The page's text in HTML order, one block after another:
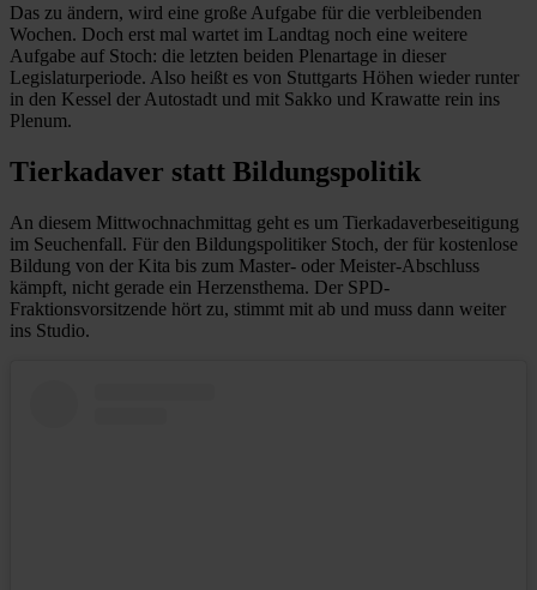
Das zu ändern, wird eine große Aufgabe für die verbleibenden
Wochen. Doch erst mal wartet im Landtag noch eine weitere
Aufgabe auf Stoch: die letzten beiden Plenartage in dieser
Legislaturperiode. Also heißt es von Stuttgarts Höhen wieder runter
in den Kessel der Autostadt und mit Sakko und Krawatte rein ins
Plenum.
Tierkadaver statt Bildungspolitik
An diesem Mittwochnachmittag geht es um Tierkadaverbeseitigung
im Seuchenfall. Für den Bildungspolitiker Stoch, der für kostenlose
Bildung von der Kita bis zum Master- oder Meister-Abschluss
kämpft, nicht gerade ein Herzensthema. Der SPD-
Fraktionsvorsitzende hört zu, stimmt mit ab und muss dann weiter
ins Studio.